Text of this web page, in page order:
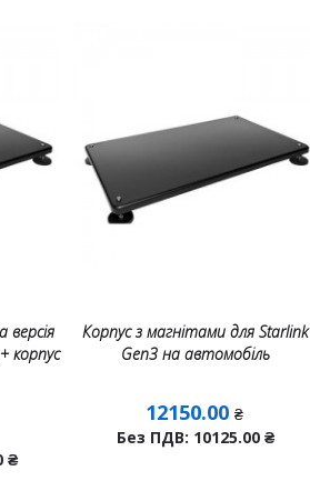
версія
корпус
₴
Корпус з магнітами для Starlink
Gen3 на автомобіль
12150.00₴
Без ПДВ: 10125.00 ₴